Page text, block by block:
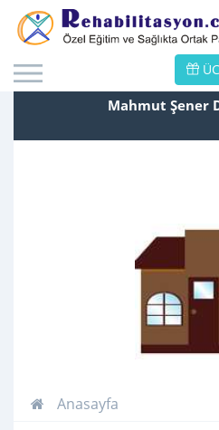
Mahmut Şener
Anasayfa